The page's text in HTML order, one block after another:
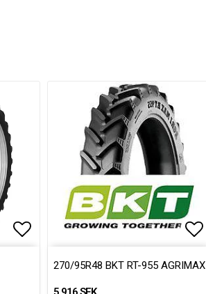
270/95R48 BKT RT-955 AGRIMAX